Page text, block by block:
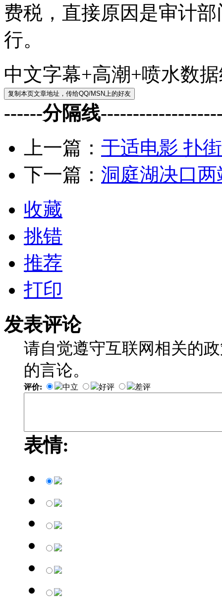
费税，直接原因是审计
行。
中文字幕+高潮+喷水数
------分隔线
上一篇： 于适电影 扑
下一篇： 洞庭湖决口
收藏
挑错
推荐
打印
发表评论
请自觉遵守互联网相关的
的言论。
评价: 中立 好评 差评
表情: